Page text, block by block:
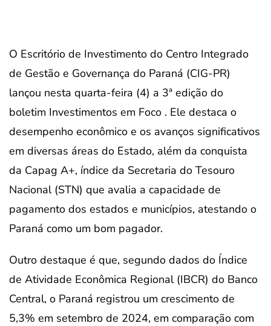
O Escritório de Investimento do Centro Integrado
de Gestão e Governança do Paraná (CIG-PR)
lançou nesta quarta-feira (4) a 3ª edição do
boletim Investimentos em Foco . Ele destaca o
desempenho econômico e os avanços significativos
em diversas áreas do Estado, além da conquista
da Capag A+, índice da Secretaria do Tesouro
Nacional (STN) que avalia a capacidade de
pagamento dos estados e municípios, atestando o
Paraná como um bom pagador.
Outro destaque é que, segundo dados do Índice
de Atividade Econômica Regional (IBCR) do Banco
Central, o Paraná registrou um crescimento de
5,3% em setembro de 2024, em comparação com